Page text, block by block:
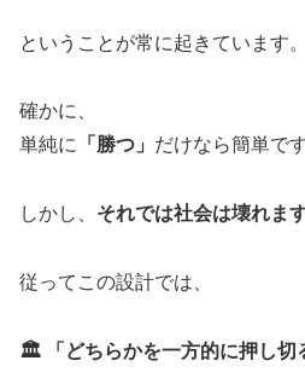
ということが常に起きています。
確かに、
単純に
「勝つ」 だけなら簡単です
しかし、 それでは社会は壊れます
従ってこの設計では、
🏛️ 「どちらかを一方的に押し切